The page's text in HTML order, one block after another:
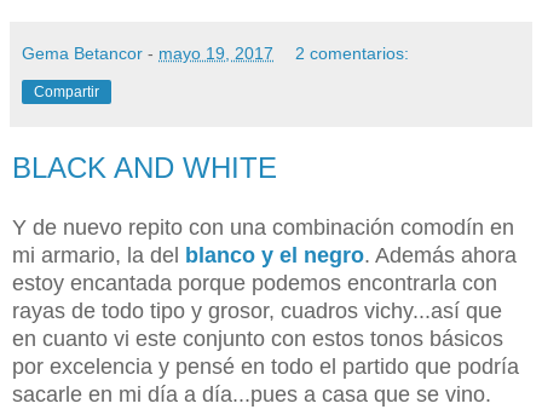
Gema Betancor - mayo 19, 2017 2 comentarios:
Compartir
BLACK AND WHITE
Y de nuevo repito con una combinación comodín en
mi armario, la del blanco y el negro. Además ahora
estoy encantada porque podemos encontrarla con
rayas de todo tipo y grosor, cuadros vichy...así que
en cuanto vi este conjunto con estos tonos básicos
por excelencia y pensé en todo el partido que podría
sacarle en mi día a día...pues a casa que se vino.